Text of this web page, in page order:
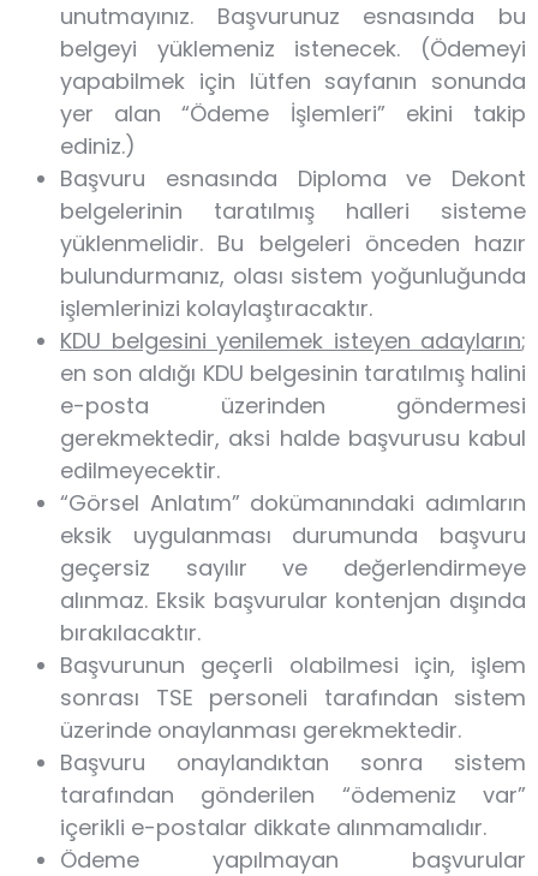
unutmayınız. Başvurunuz esnasında bu
belgeyi yüklemeniz istenecek. (Ödemeyi
yapabilmek için lütfen sayfanın sonunda
yer alan “Ödeme İşlemleri” ekini takip
ediniz.)
Başvuru esnasında Diploma ve Dekont
belgelerinin taratılmış halleri sisteme
yüklenmelidir. Bu belgeleri önceden hazır
bulundurmanız, olası sistem yoğunluğunda
işlemlerinizi kolaylaştıracaktır.
KDU belgesini yenilemek isteyen adayların;
en son aldığı KDU belgesinin taratılmış halini
e-posta üzerinden göndermesi
gerekmektedir, aksi halde başvurusu kabul
edilmeyecektir.
“Görsel Anlatım” dokümanındaki adımların
eksik uygulanması durumunda başvuru
geçersiz sayılır ve değerlendirmeye
alınmaz. Eksik başvurular kontenjan dışında
bırakılacaktır.
Başvurunun geçerli olabilmesi için, işlem
sonrası TSE personeli tarafından sistem
üzerinde onaylanması gerekmektedir.
Başvuru onaylandıktan sonra sistem
tarafından gönderilen “ödemeniz var”
içerikli e-postalar dikkate alınmamalıdır.
Ödeme yapılmayan başvurular